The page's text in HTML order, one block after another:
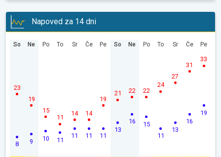
Napoved za 14 dni
So
8
23
Ne
9
19
Po
10
15
To
11
11
Sr
11
14
Če
11
14
Pe
11
19
So
13
21
Ne
16
22
Po
15
22
To
11
24
Sr
13
27
Če
16
31
Pe
19
33